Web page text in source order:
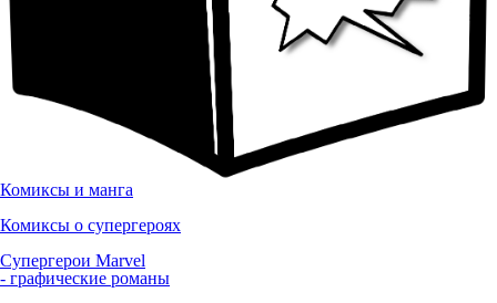
Комиксы и манга
Комиксы о супергероях
Супергерои Marvel
- графические романы